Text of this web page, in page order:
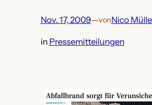
Nov. 17, 2009—vonNico
in Pressemitteilungen